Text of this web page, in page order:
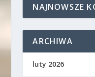
NAJNOWSZE
ARCHIWA
luty 2026